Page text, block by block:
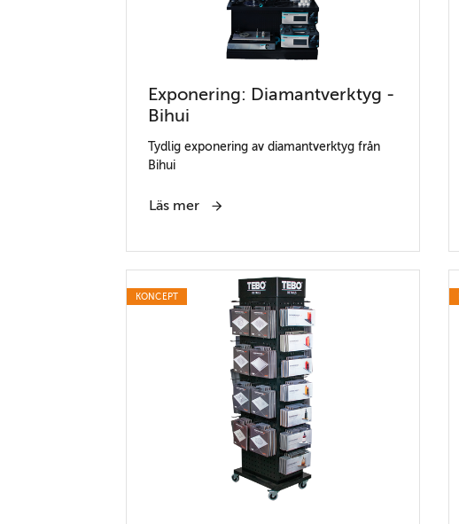
Exponering: Diamantverktyg -
Bihui
Tydlig exponering av diamantverktyg från
Bihui
Läs mer
KONCEPT